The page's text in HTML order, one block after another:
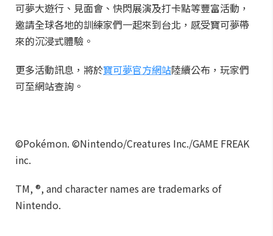
可夢大遊行、見面會、快閃展演及打卡點等豐富活動，
邀請全球各地的訓練家們一起來到台北，感受寶可夢帶
來的沉浸式體驗。
更多活動訊息，將於寶可夢官方網站陸續公布，玩家們
可至網站查詢。
©Pokémon. ©Nintendo/Creatures Inc./GAME FREAK
inc.
TM, ®, and character names are trademarks of
Nintendo.